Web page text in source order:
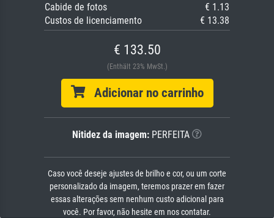
Cabide de fotos
€ 1.13
Custos de licenciamento
€ 13.38
€ 133.50
(Enthält 23% MwSt.)
Adicionar no carrinho
Nitidez da imagem: PERFEITA
Caso você deseje ajustes de brilho e cor, ou um corte
personalizado da imagem, teremos prazer em fazer
essas alterações sem nenhum custo adicional para
você. Por favor, não hesite em nos contatar.